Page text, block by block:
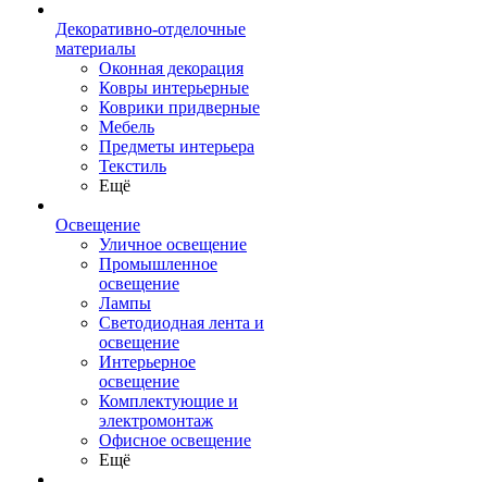
Декоративно-отделочные
материалы
Оконная декорация
Ковры интерьерные
Коврики придверные
Мебель
Предметы интерьера
Текстиль
Ещё
Освещение
Уличное освещение
Промышленное
освещение
Лампы
Светодиодная лента и
освещение
Интерьерное
освещение
Комплектующие и
электромонтаж
Офисное освещение
Ещё